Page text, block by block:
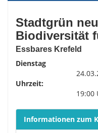
Stadtgrün
Biodiversität
Essbares Krefeld
Dienstag
Uhrzeit:
19:00
Informationen zum